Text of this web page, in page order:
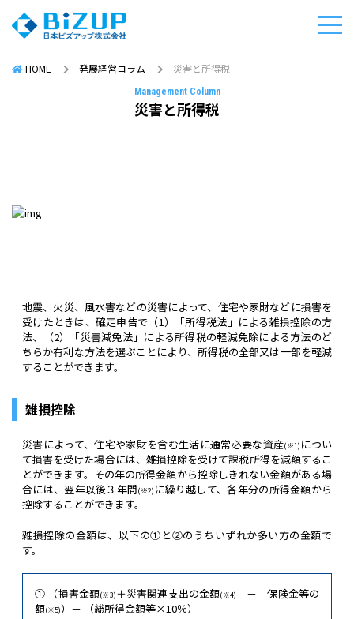
HOME 発展経営コラム 災害と所得税
Management Column
災害と所得税
地震、火災、風水害などの災害によって、住宅や家財などに損害を
受けたときは、確定申告で（1）「所得税法」による雑損控除の方
法、（2）「災害減免法」による所得税の軽減免除による方法のど
ちらか有利な方法を選ぶことにより、所得税の全部又は一部を軽減
することができます。
雑損控除
災害によって、住宅や家財を含む生活に通常必要な資産(※1) につい
て損害を受けた場合には、雑損控除を受けて課税所得を減額するこ
とができます。その年の所得金額から控除しきれない金額がある場
合には、翌年以後３年間(※2) に繰り越して、各年分の所得金額から
控除することができます。
雑損控除の金額は、以下の①と②のうちいずれか多い方の金額で
す。
① （損害金額(※3)＋災害関連支出の金額(※4)
－ 保険金等の
額(※5)）－ （総所得金額等×10％）